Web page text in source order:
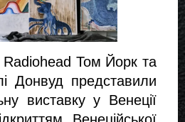
Radiohead Том Йорк та
Донвуд представили
виставку у Венеції